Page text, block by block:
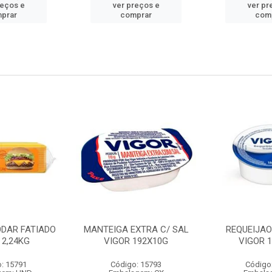
e
ver preços e
comprar
ver
FATIADO
15791
MANTEIGA EXTRA C/ SAL
VIGOR 192X10G
Código: 15793
VIGOR